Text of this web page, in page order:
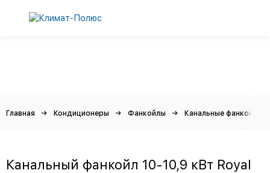
Главная Кондиционеры Фанкойлы Канальные фанкойлы
Канальный фанкойл 10-10,9 кВт Royal